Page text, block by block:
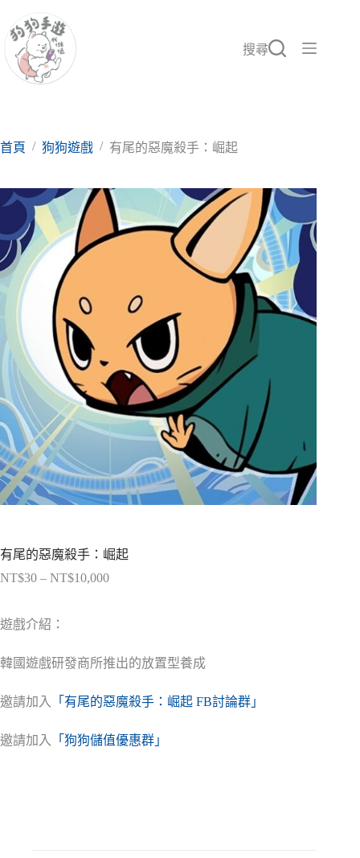
至
要
搜尋
首頁 / 狗狗遊戲 / 有尾的惡魔殺手：崛起
有尾的惡魔殺手：崛起
NT$30 – NT$10,000價
NT$30
到
遊戲介紹：
韓國遊戲研發商所推出的放置型養成
邀請加入 「有尾的惡魔殺手：崛起 FB討論群」
邀請加入 「狗狗儲值優惠群」